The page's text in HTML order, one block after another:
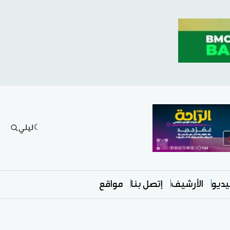
ليلي
الأرشيف إتصل بنا مواقع